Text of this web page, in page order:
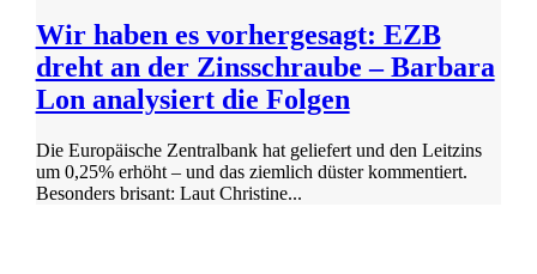
Wir haben es vorhergesagt: EZB
dreht an der Zinsschraube – Barbara
Lon analysiert die Folgen
Die Europäische Zentralbank hat geliefert und den Leitzins
um 0,25% erhöht – und das ziemlich düster kommentiert.
Besonders brisant: Laut Christine...